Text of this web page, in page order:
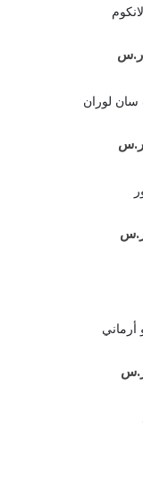
ر.س
سان لوران
ر.س